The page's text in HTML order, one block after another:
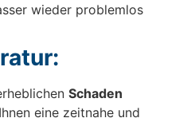
wieder problemlos
Schaden
eine zeitnahe und